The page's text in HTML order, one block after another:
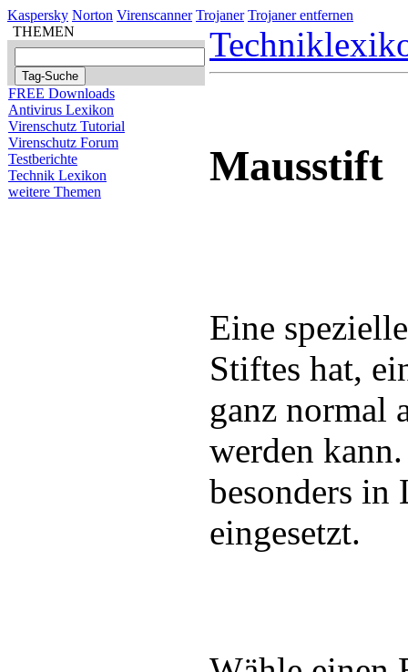
Kaspersky Norton Virenscanner Trojaner Trojaner entfernen
THEMEN
FREE Downloads
Antivirus Lexikon
Virenschutz Tutorial
Virenschutz Forum
Testberichte
Technik Lexikon
weitere Themen
Mausstift
Eine
Stiftes hat,
ganz normal
werden
besonders in
eingesetzt.